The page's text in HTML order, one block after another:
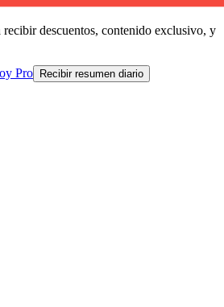
recibir descuentos, contenido exclusivo, y
Pro Recibir resumen diario